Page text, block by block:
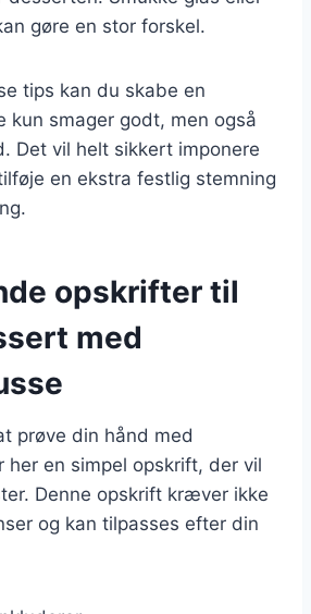
gøre en stor forskel.
tips kan du skabe en
kun smager godt, men også
Det vil helt sikkert imponere
en ekstra festlig stemning
opskrifter til
med
prøve din hånd med
her en simpel opskrift, der vil
Denne opskrift kræver ikke
og kan tilpasses efter din